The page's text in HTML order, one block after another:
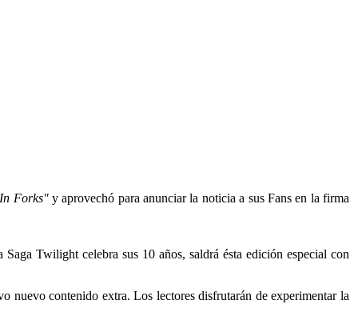
Forks"y aprovechó para anunciar la noticia a sus Fans en la firma
Saga Twilight celebra sus 10 años, saldrá ésta edición especial con
contenido extra. Los lectores disfrutarán de experimentar la